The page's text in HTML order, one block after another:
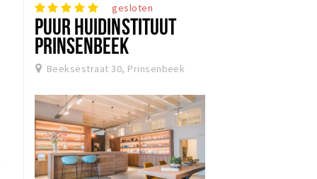
gesloten
PUUR HUIDINSTITUUT
PRINSENBEEK
Beeksestraat 30, Prinsenbeek